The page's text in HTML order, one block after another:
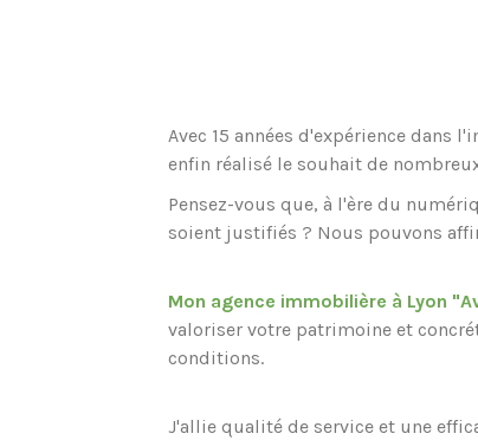
Avec 15 années d'expérience dans
enfin réalisé le souhait de
Pensez-vous que, à l'ère du
soient justifiés ? Nous pouvons
Mon agence immobilière à Lyon
valoriser votre patrimoine et
conditions.
J'allie qualité de service et une